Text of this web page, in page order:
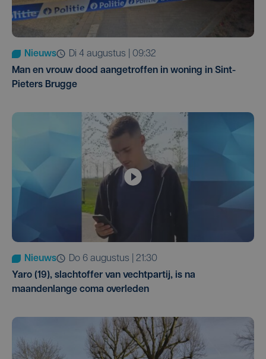
Nieuws
di 4 augustus | 09:32
Man en vrouw dood aangetroffen in woning in Sint-
Pieters Brugge
Nieuws
do 6 augustus | 21:30
Yaro (19), slachtoffer van vechtpartij, is na
maandenlange coma overleden